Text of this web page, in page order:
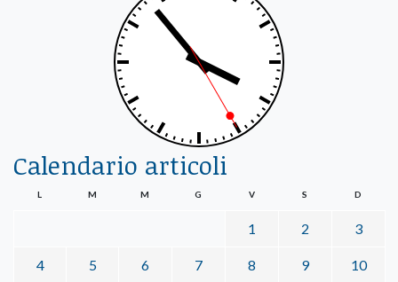
Calendario articoli
L M M G V S D
1 2 3
4 5 6 7 8 9 10